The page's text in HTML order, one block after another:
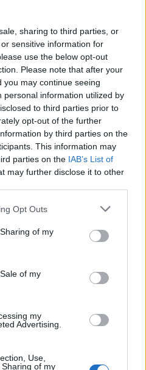
sharing to third parties, or
sensitive information for
use the below opt-out
Please note that after your
may continue seeing
personal information utilized by
to third parties prior to
opt-out of the further
by third parties on the
This information may
parties on the IAB’s List of
may further disclose it to other
Opt Outs
of my
of my
my
Advertising.
Use,
of my
συμφωνία
αιολικού πάρκου στη
οι τρεις
μονάδες ο Γενικός
0,40%
ο πληθωρισμός τον
έλαβε για την
Samsung διαθέσιμη στη
το 2028